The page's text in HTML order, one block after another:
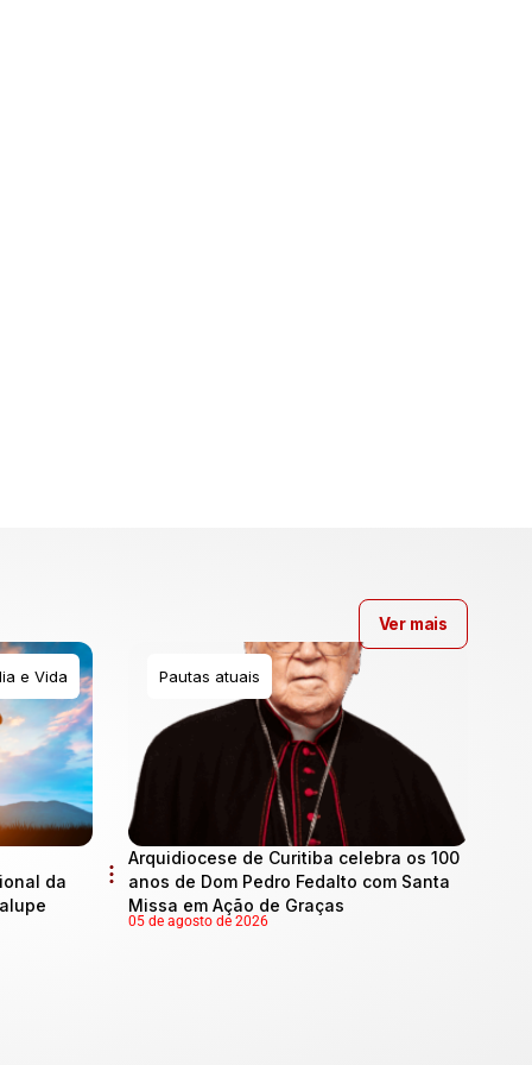
e Vida
da
Pautas atuais
Arquidiocese de Curitiba celebra os 100
anos de Dom Pedro Fedalto com Santa
Missa em Ação de Graças
05 de agosto de 2026
Ver mais